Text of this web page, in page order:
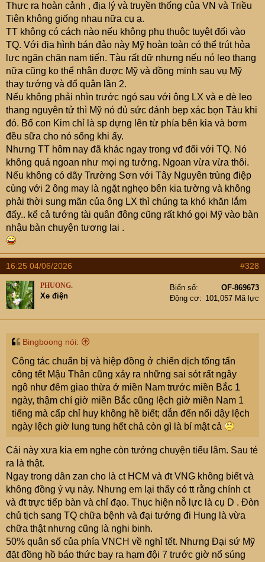
đấu tranh võ trang là hướng chính, gom góp lực lượng trụ
lại Miền Nam, cán bộ quân sự tập kết lần lượt quay về,
tạo ra bộ khung mới cho lực lượng võ trang chuẩn bị
đánh lớn. Mỹ thấy công thức cũ ko xài được, sắn tay
nhảy vào trực tiếp tưởng ngon xơi cái rụp thành cù nhầy,
chiến thắng mờ mịt hơn mùa quít.
1968 là một bước ngoặc. Nó cho thấy 3 năm Mỹ nhảy
vào handle vãn ko làm giảm bớt được cường độ chiến
tranh mà chỉ lan rộng, khốc liệt hơn. Chiến tranh thay đổi
về chất trước công luận thế giới, nó ko còn là xung đột
của các thế lực chính trị trong nước mà trở thành cuộc
chiến bảo vệ đất nước của người Việt Nam trước ngoại
bang xâm lược được tiếp sức của một nhóm người ko vì
quyền lợi dân tộc, tính chính danh đã ko còn mà tiếng xấu
càng ngày càng nặng nè. Lần đầu tiên công chúng được
nhìn thấy chiến tranh trên màn ảnh ngay tại đường phố
SG và những vụ hành quyết đường phố man rợ ko thông
qua xét xử theo lề lối văn minh của những kẻ quân phiệt
(vụ anh 7 Lốp - Nguyễn Văn Lém). Người ta sẽ tự hỏi
quân đội Mỹ vào để làm gì khi chiến tranh chẳng giảm đi
mà khốc liệt, đẫm máu hơn. Nó buộc những cái đầu nóng
phải chùn lại, tìm phương kế khác, cụ Giôn phải từ chối
tranh cử, tìm kiếm một thái độ hoà hoãn hơn. Hội nghị
Paris về Việt Nam được triệu tập, Mỹ phải chịu ngồi
hình thành 1 đường lối thống nhất đất nước cho chính
Thực ra hoàn cảnh , địa lý và truyền thống của VN và Triều
Tiên không giống nhau nữa cụ ạ.
TT không có cách nào nếu không phụ thuộc tuyệt đối vào
TQ. Với địa hình bán đảo này Mỹ hoàn toàn có thể trút hỏa
lực ngăn chặn nam tiến. Tàu rất dữ nhưng nếu nó leo thang
nữa cũng ko thể nhằn được Mỹ và đồng minh sau vụ Mỹ
thay tướng và đổ quân lần 2.
Nếu không phải nhìn trước ngó sau với ông LX và e dè leo
thang nguyên tử thì Mỹ nó đủ sức đánh bẹp xác bọn Tàu khi
đó. Bố con Kim chỉ là sp dựng lên từ phía bên kia và bơm
đều sữa cho nó sống khi ấy.
Nhưng TT hôm nay đã khác ngay trong vđ đối với TQ. Nó
không quá ngoan như mọi ng tưởng. Ngoan vừa vừa thôi.
Nếu không có dãy Trường Sơn với Tây Nguyên trùng điệp
cùng với 2 ông may là ngặt nghẹo bên kia tường và không
phải thời sung mãn của ông LX thì chúng ta khó khăn lắm
đấy.. kể cả tướng tài quân đông cũng rất khó gọi Mỹ vào bàn
nhậu bàn chuyện tương lai .
16:25 04/06/2026 #328
PHUONG.
Xe điện
Biển số
OF-869673
Động cơ
101,057 Mã lực
Bingboong nói:
Công tác chuẩn bị và hiệp đồng ở chiến dịch tổng tấn
công tết Mậu Thân cũng xảy ra những sai sót rất ngây
ngô như đêm giao thừa ở miền Nam trước miền Bắc 1
ngày, thậm chí giờ miền Bắc cũng lệch giờ miền Nam 1
tiếng mà cấp chỉ huy không hề biết; dẫn đến nổi dậy lệch
ngày lệch giờ lung tung hết chả còn gì là bí mật cả
Cái này xưa kia em nghe còn tưởng chuyện tiếu lâm. Sau té
ra là thật.
Ngay trong dân zan cho là ct HCM và đt VNG không biết và
không đồng ý vụ này. Nhưng em lại thấy có tt rằng chính ct
và đt trực tiếp bàn và chỉ đạo. Thục hiện nỗ lực là cụ D . Đòn
chủ tịch sang TQ chữa bệnh và đại tướng đi Hung là vừa
chữa thật nhưng cũng là nghi binh.
50% quân số của phía VNCH về nghỉ tết. Nhưng Đại sứ Mỹ
đặt đồng hồ báo thức bay ra hạm đội 7 trước giờ nổ súng